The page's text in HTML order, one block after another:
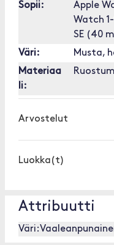
Sopii:
Apple
Watch
SE (40
Väri:
Musta,
Materiaa
li:
Arvostelut
Luokka(t)
Attribuutti
Väri: